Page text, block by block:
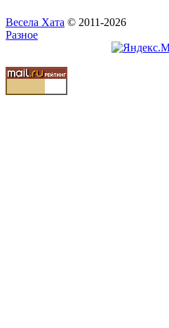
Весела Хата © 2011-2026
Разное